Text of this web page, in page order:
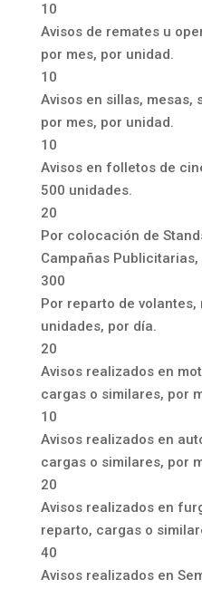
10
Avisos de remates u
por mes, por unidad.
10
Avisos en sillas, mesas,
por mes, por unidad.
10
Avisos en folletos de
500 unidades.
20
Por colocación de
Campañas
300
Por reparto de
unidades, por día.
20
Avisos realizados en
cargas o similares, por
10
Avisos realizados en
cargas o similares, por
20
Avisos realizados en
reparto, cargas o
40
Avisos realizados en